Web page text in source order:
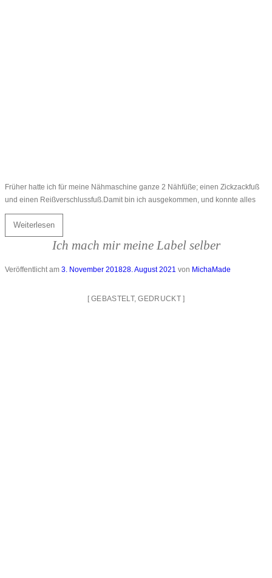
Früher hatte ich für meine Nähmaschine ganze 2 Nähfüße; einen Zickzackfuß
und einen Reißverschlussfuß.Damit bin ich ausgekommen, und konnte alles
Weiterlesen
Ich mach mir meine Label selber
Veröffentlicht am 3. November 201828. August 2021 von MichaMade
[GEBASTELT,GEDRUCKT]